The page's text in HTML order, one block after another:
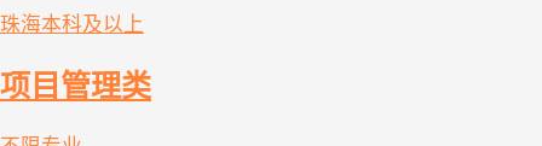
珠海本科及以上
项目管理类